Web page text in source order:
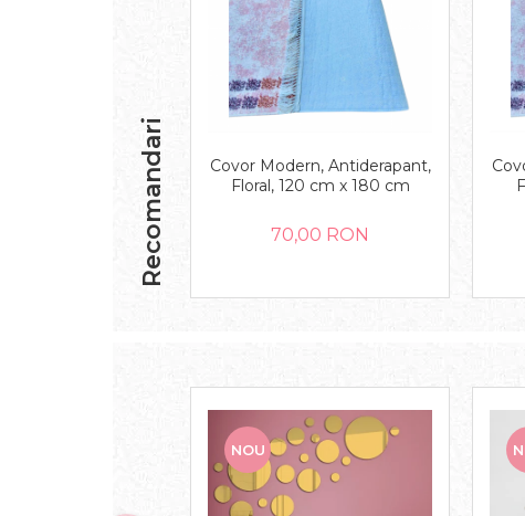
Recomandari
Covor Modern, Antiderapant,
Floral, 120 cm x 180 cm
70,00 RON
NOU